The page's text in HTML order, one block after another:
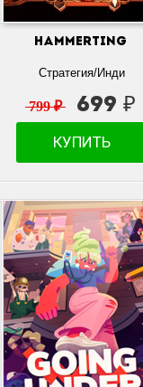
Hammerting
Стратегия/Инди
799 ₽ 699 ₽
КУПИТЬ